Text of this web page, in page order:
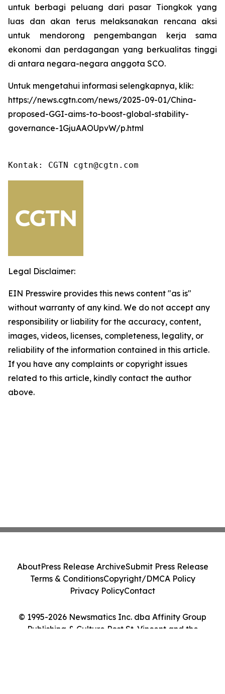
untuk berbagi peluang dari pasar Tiongkok yang
luas dan akan terus melaksanakan rencana aksi
untuk mendorong pengembangan kerja sama
ekonomi dan perdagangan yang berkualitas tinggi
di antara negara-negara anggota SCO.
Untuk mengetahui informasi selengkapnya, klik:
https://news.cgtn.com/news/2025-09-01/China-
proposed-GGI-aims-to-boost-global-stability-
governance-1GjuAAOUpvW/p.html
Kontak: CGTN cgtn@cgtn.com
Legal Disclaimer:
EIN Presswire provides this news content "as is"
without warranty of any kind. We do not accept any
responsibility or liability for the accuracy, content,
images, videos, licenses, completeness, legality, or
reliability of the information contained in this article.
If you have any complaints or copyright issues
related to this article, kindly contact the author
above.
© 1995-2026 Newsmatics Inc. dba Affinity Group
Publishing & Culture Post St. Vincent and the
AboutPress Release ArchiveSubmit Press Release
Terms & ConditionsCopyright/DMCA Policy
Privacy PolicyContact